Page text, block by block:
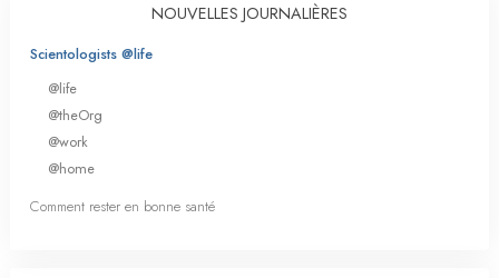
NOUVELLES JOURNALIÈRES
Scientologists @life
@life
@theOrg
@work
@home
Comment rester en bonne santé